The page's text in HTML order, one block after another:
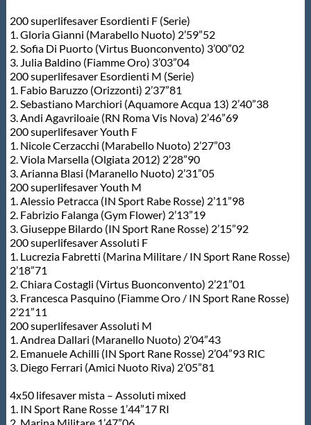
200 superlifesaver Esordienti F (Serie)
1. Gloria Gianni (Marabello Nuoto) 2’59”52
2. Sofia Di Puorto (Virtus Buonconvento) 3’00”02
3. Julia Baldino (Fiamme Oro) 3’03”04
200 superlifesaver Esordienti M (Serie)
1. Fabio Baruzzo (Orizzonti) 2’37”81
2. Sebastiano Marchiori (Aquamore Acqua 13) 2’40”38
3. Andi Agavriloaie (RN Roma Vis Nova) 2’46”69
200 superlifesaver Youth F
1. Nicole Cerzacchi (Marabello Nuoto) 2’27”03
2. Viola Marsella (Olgiata 2012) 2’28”90
3. Arianna Blasi (Maranello Nuoto) 2’31”05
200 superlifesaver Youth M
1. Alessio Petracca (IN Sport Rabe Rosse) 2’11”98
2. Fabrizio Falanga (Gym Flower) 2’13”19
3. Giuseppe Bilardo (IN Sport Rane Rosse) 2’15”92
200 superlifesaver Assoluti F
1. Lucrezia Fabretti (Marina Militare / IN Sport Rane Rosse)
2’18”71
2. Chiara Costagli (Virtus Buonconvento) 2’21”01
3. Francesca Pasquino (Fiamme Oro / IN Sport Rane Rosse)
2’21”11
200 superlifesaver Assoluti M
1. Andrea Dallari (Maranello Nuoto) 2’04”43
2. Emanuele Achilli (IN Sport Rane Rosse) 2’04”93 RIC
3. Diego Ferrari (Amici Nuoto Riva) 2’05”81
4x50 lifesaver mista – Assoluti mixed
1. IN Sport Rane Rosse 1’44”17 RI